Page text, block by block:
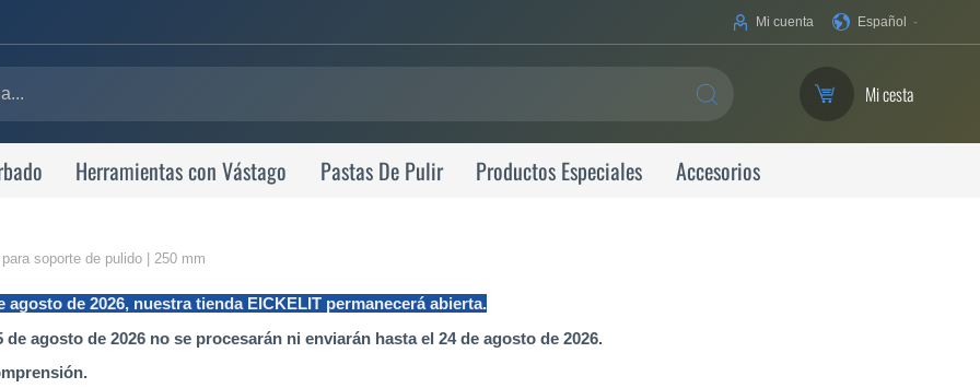
Su
Español
Mi cuenta
SEARCH Mi cesta
Herramientas con Vástago Pastas De Pulir Productos Especiales Accesorios
soporte de pulido | 250 mm
de 2026, nuestra tienda EICKELIT permanecerá abierta.
agosto de 2026 no se procesarán ni enviarán hasta el 24 de agosto de 2026.